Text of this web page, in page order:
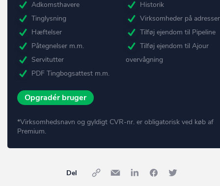
Adkomsthavere
Tinglysning
Hæftelser
Påtegnelser m.m.
Servitutter
PDF Tingbogsattest m.m.
Historik
Virksomheder på
Tilføj ejendom til Pipeline
Tilføj ejendom til Ajour
overvågning
Opgradér bruger
*Virksomhedsnavn og gyldigt CVR-nr. er obligatorisk ved køb af
Premium.
Del